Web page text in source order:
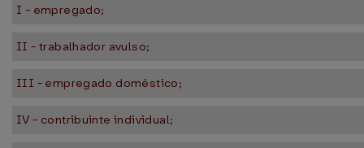
I - empregado;
II - trabalhador avulso;
III - empregado doméstico;
IV - contribuinte individual;